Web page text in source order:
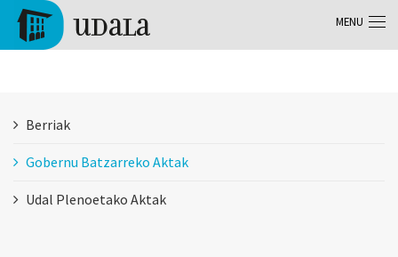
Aller au contenu principal
Berriak
Gobernu Batzarreko Aktak
Udal Plenoetako Aktak
MENU